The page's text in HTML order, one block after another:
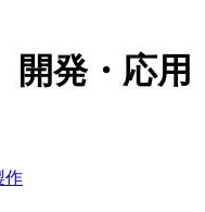
開発・応用